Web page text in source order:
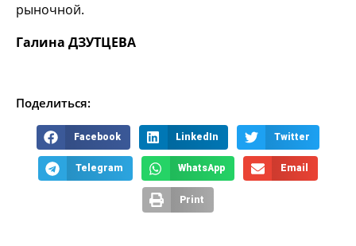
рыночной.
Галина ДЗУТЦЕВА
Поделиться:
Facebook LinkedIn Twitter
Telegram WhatsApp Email
Print